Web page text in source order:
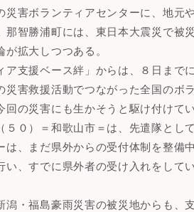
害ボランティアセンターに、地元
智勝浦町には、東日本大震災で被
拡大しつつある。
支援ベース絆」からは、８日まで
害救援活動でつながった全国のボ
の災害にも生かそうと駆け付けてい
５０）＝和歌山市＝は、先遣隊とし
、まだ県外からの受付体制を整備
、すでに県外者の受け入れをして
・福島豪雨災害の被災地からも、